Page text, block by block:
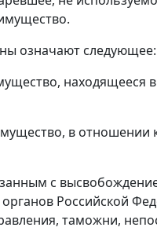
означают следующее:
находящееся
в отношении
с
Российской
таможни,